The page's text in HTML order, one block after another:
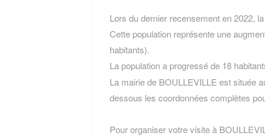
Lors du dernier recensement en 2022,
Cette population représente une
habitants).
La population a progressé de 18
La mairie de BOULLEVILLE est située
dessous les coordonnées complètes
Pour organiser votre visite à